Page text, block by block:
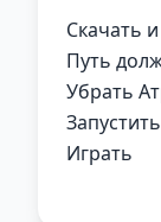
Скачать
Путь
Убрать
Запустить
Играть